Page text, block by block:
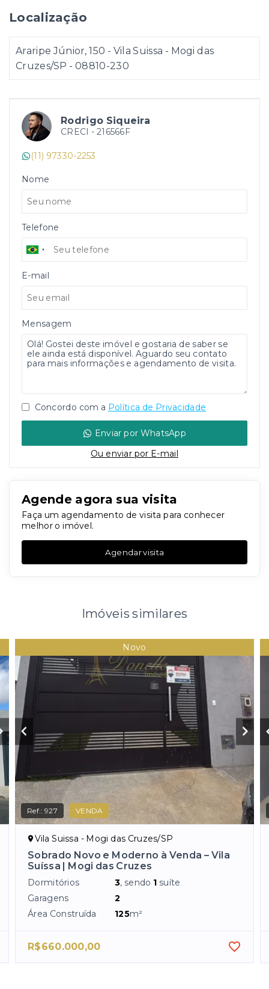
Rodrigo Siqueira
CRECI - 216566F
(11) 97330-2253
Nome
Telefone
E-mail
Mensagem
Concordo com a Política de Privacidade
Enviar por WhatsApp
Ou enviar por E-mail
Agende agora sua visita
Faça um agendamento de visita para conhecer
melhor o imóvel.
Agendar visita
Localização
Araripe Júnior, 150 - Vila Suissa - Mogi das
Cruzes/SP - 08810-230
Imóveis similares
Novo
Ref.:927 VENDA
Vila Suissa - Mogi das Cruzes/SP
Sobrado Novo e Moderno à Venda – Vila
Suíssa | Mogi das Cruzes
Dormitórios 3, sendo 1 suíte
Garagens
2
Área Construída
125m²
R$660.000,00